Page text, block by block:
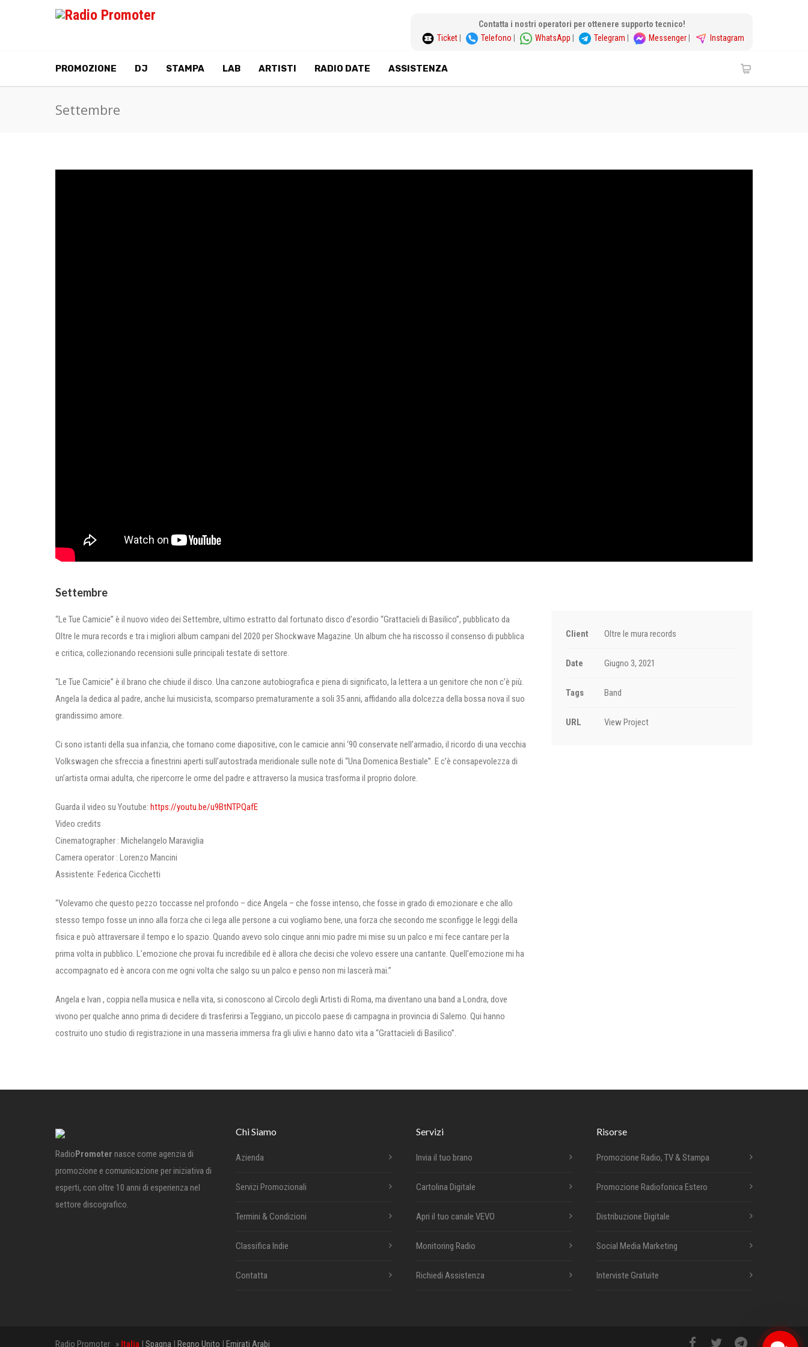
Contatta i nostri operatori per ottenere supporto tecnico!
Ticket
Telefono WhatsApp Telegram Messenger Instagram
PROMOZIONE DJ STAMPA LAB ARTISTI RADIO DATE ASSISTENZA
Settembre
Settembre
“Le Tue Camicie” è il nuovo video dei Settembre, ultimo estratto dal fortunato disco d’esordio “Grattacieli di Basilico”, pubblicato da
Oltre le mura records e tra i migliori album campani del 2020 per Shockwave Magazine. Un album che ha riscosso il consenso di pubblica
e critica, collezionando recensioni sulle principali testate di settore.
“Le Tue Camicie” è il brano che chiude il disco. Una canzone autobiografica e piena di significato, la lettera a un genitore che non c’è più.
Angela la dedica al padre, anche lui musicista, scomparso prematuramente a soli 35 anni, affidando alla dolcezza della bossa nova il suo
grandissimo amore.
Ci sono istanti della sua infanzia, che tornano come diapositive, con le camicie anni ‘90 conservate nell’armadio, il ricordo di una vecchia
Volkswagen che sfreccia a finestrini aperti sull’autostrada meridionale sulle note di “Una Domenica Bestiale”. E c’è consapevolezza di
un’artista ormai adulta, che ripercorre le orme del padre e attraverso la musica trasforma il proprio dolore.
Guarda il video su Youtube: https://youtu.be/u9BtNTPQafE
Video credits
Cinematographer : Michelangelo Maraviglia
Camera operator : Lorenzo Mancini
Assistente: Federica Cicchetti
“Volevamo che questo pezzo toccasse nel profondo – dice Angela – che fosse intenso, che fosse in grado di emozionare e che allo
stesso tempo fosse un inno alla forza che ci lega alle persone a cui vogliamo bene, una forza che secondo me sconfigge le leggi della
fisica e può attraversare il tempo e lo spazio. Quando avevo solo cinque anni mio padre mi mise su un palco e mi fece cantare per la
prima volta in pubblico. L’emozione che provai fu incredibile ed è allora che decisi che volevo essere una cantante. Quell’emozione mi ha
accompagnato ed è ancora con me ogni volta che salgo su un palco e penso non mi lascerà mai.”
Angela e Ivan , coppia nella musica e nella vita, si conoscono al Circolo degli Artisti di Roma, ma diventano una band a Londra, dove
vivono per qualche anno prima di decidere di trasferirsi a Teggiano, un piccolo paese di campagna in provincia di Salerno. Qui hanno
costruito uno studio di registrazione in una masseria immersa fra gli ulivi e hanno dato vita a “Grattacieli di Basilico”.
Client Oltre le mura records
Date Giugno 3, 2021
Tags Band
URL View Project
Radio Promoter nasce come agenzia di
promozione e comunicazione per iniziativa di
esperti, con oltre 10 anni di esperienza nel
settore discografico.
Chi Siamo
Azienda
Servizi Promozionali
Termini & Condizioni
Classifica Indie
Contatta
Servizi
Invia il tuo brano
Cartolina Digitale
Apri il tuo canale VEVO
Monitoring Radio
Richiedi Assistenza
Risorse
Promozione Radio, TV & Stampa
Promozione Radiofonica Estero
Distribuzione Digitale
Social Media Marketing
Interviste Gratuite
Radio Promoter » Italia Spagna Regno Unito Emirati Arabi